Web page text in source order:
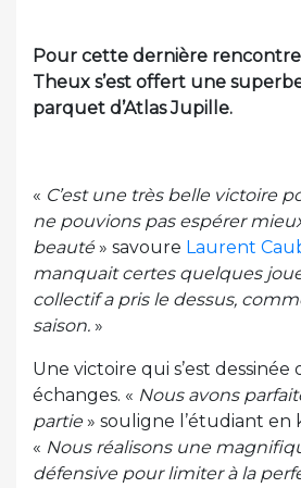
Pour cette dernière rencontre
Theux s’est offert une
parquet d’Atlas Jupille.
« C’est une très belle victoire
ne pouvions pas espérer
beauté» savoure Laurent
manquait certes quelques
collectif a pris le dessus,
saison. »
Une victoire qui s’est dessinée
échanges. « Nous avons
partie» souligne l’étudiant en
« Nous réalisons une
défensive pour limiter à la